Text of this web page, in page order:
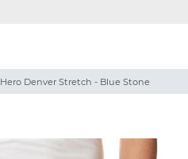
Hero Denver Stretch - Blue Stone